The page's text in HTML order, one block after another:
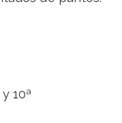
10ª